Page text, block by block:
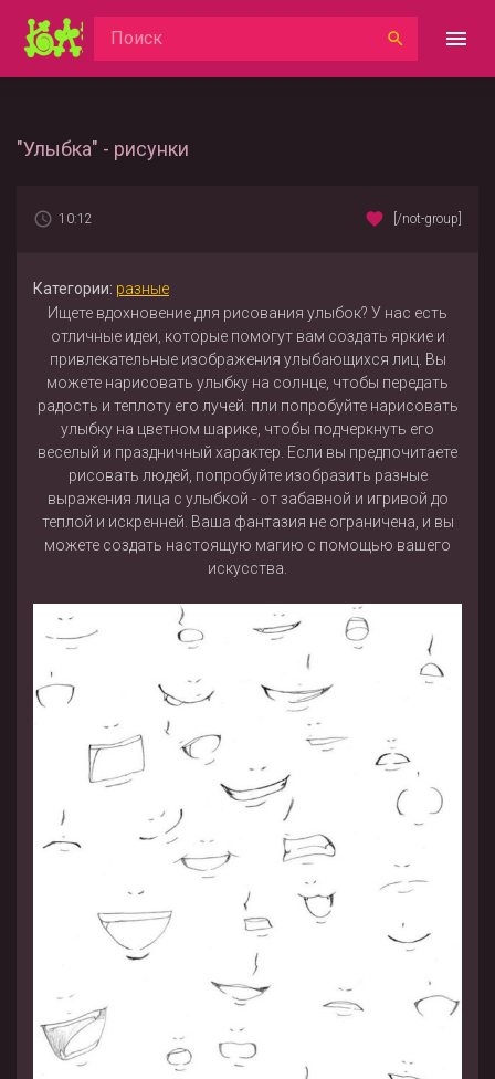
"Улыбка" - рисунки
10:12 [/not-group]
Категории: разные
Ищете вдохновение для рисования улыбок? У нас есть
отличные идеи, которые помогут вам создать яркие и
привлекательные изображения улыбающихся лиц. Вы
можете нарисовать улыбку на солнце, чтобы передать
радость и теплоту его лучей. пли попробуйте нарисовать
улыбку на цветном шарике, чтобы подчеркнуть его
веселый и праздничный характер. Если вы предпочитаете
рисовать людей, попробуйте изобразить разные
выражения лица с улыбкой - от забавной и игривой до
теплой и искренней. Ваша фантазия не ограничена, и вы
можете создать настоящую магию с помощью вашего
искусства.